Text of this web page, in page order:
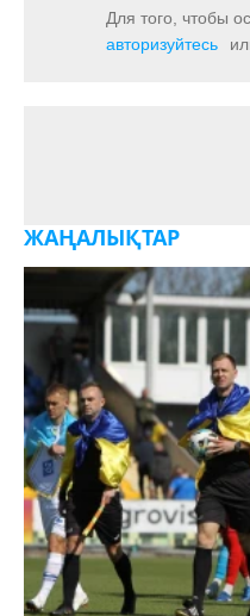
Для того, чтобы
авторизуйтесь
ЖАҢАЛЫҚТАР